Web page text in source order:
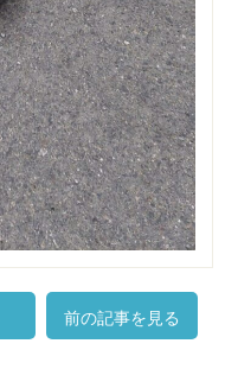
前の記事を見る